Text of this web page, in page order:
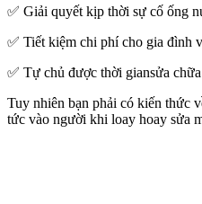
✅ Giải quyết kịp thời sự cố ống
✅ Tiết kiệm chi phí cho gia đình
✅ Tự chủ được thời giansửa chữa
Tuy nhiên bạn phải có kiến thức
tức vào người khi loay hoay sửa